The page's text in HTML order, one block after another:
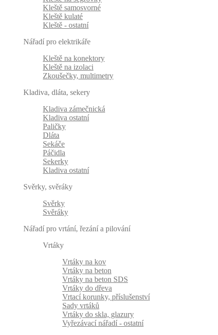
Kleště samosvorné
Kleště kulaté
Kleště - ostatní
Nářadí pro elektrikáře
Kleště na konektory
Kleště na izolaci
Zkoušečky, multimetry
Kladiva, dláta, sekery
Kladiva zámečnická
Kladiva ostatní
Paličky
Dláta
Sekáče
Páčidla
Sekerky
Kladiva ostatní
Svěrky, svěráky
Svěrky
Svěráky
Nářadí pro vrtání, řezání a pilování
Vrtáky
Vrtáky na kov
Vrtáky na beton
Vrtáky na beton SDS
Vrtáky do dřeva
Vrtací korunky, příslušenství
Sady vrtáků
Vrtáky do skla, glazury
Vyřezávací nářadí - ostatní